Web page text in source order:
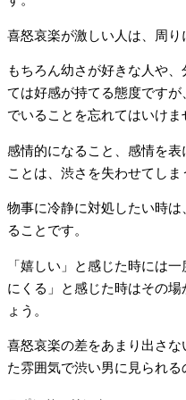
喜怒哀楽が激しい人は、周り
もちろん幼さが好きな人や
ては好感が持てる態度です
でいることを忘れてはいけま
感情的になること、感情を
ことは、渋さを失わせてしま
物事に冷静に対処したい時は
ることです。
「嬉しい」と感じた時には
にくる」と感じた時はその
ょう。
喜怒哀楽の差をあまり出さ
た雰囲気で渋い男に見られる